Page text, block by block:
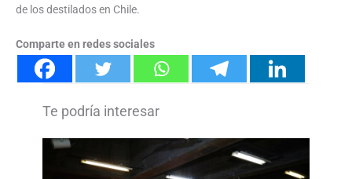
de los destilados en Chile.
Comparte en redes sociales